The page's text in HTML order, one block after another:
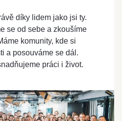
díky lidem jako jsi ty.
se od sebe a zkoušíme
komunity, kde si
a posouváme se dál.
práci i život.